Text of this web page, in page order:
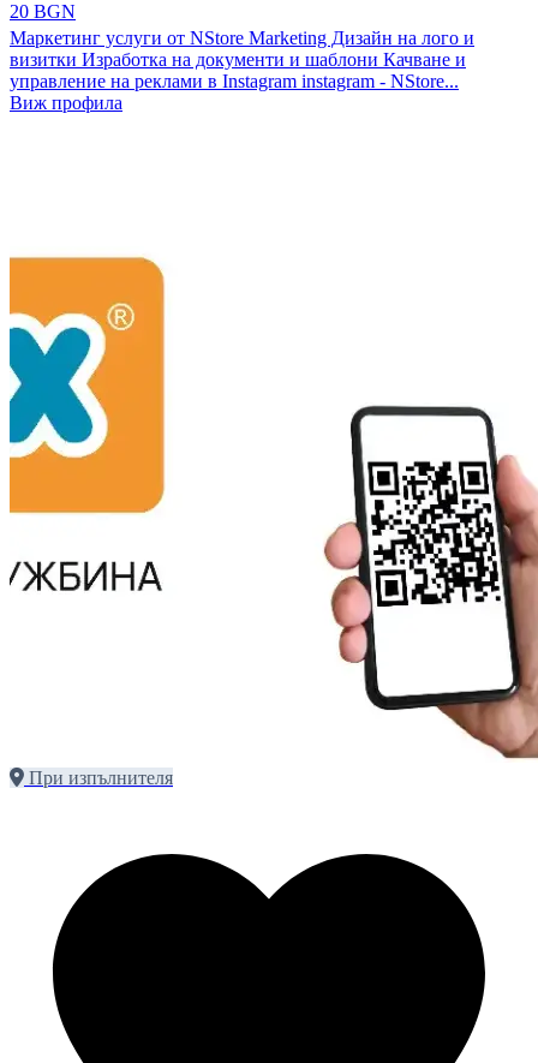
20 BGN
Маркетинг услуги от NStore Marketing Дизайн на лого и
визитки Изработка на документи и шаблони Качване и
управление на реклами в Instagram instagram - NStore...
Виж профила
При изпълнителя